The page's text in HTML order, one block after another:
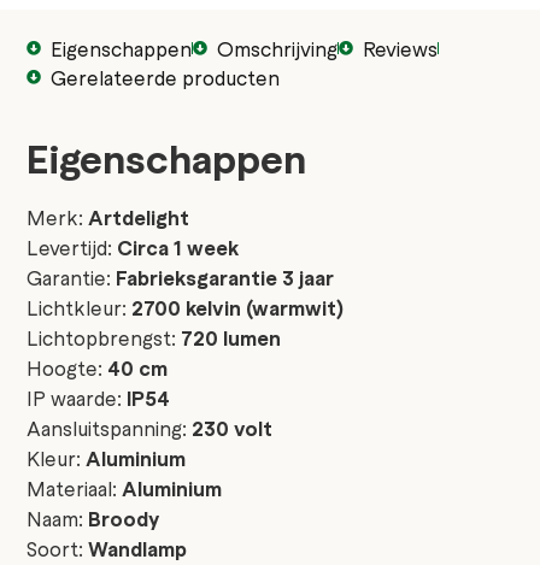
Eigenschappen Omschrijving
Reviews
Gerelateerde producten
Eigenschappen
Merk: Artdelight
Levertijd: Circa 1 week
Garantie: Fabrieksgarantie 3 jaar
Lichtkleur: 2700 kelvin (warmwit)
Lichtopbrengst: 720 lumen
Hoogte: 40 cm
IP waarde: IP54
Aansluitspanning: 230 volt
Kleur: Aluminium
Materiaal: Aluminium
Naam: Broody
Soort:Wandlamp